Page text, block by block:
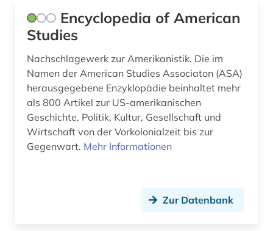
geschichte 2008 (1)
geschichte 2011 (1)
geschichte 2012 (1)
geschichte 2014 (2)
Ungarn (1)
Zypern (1)
Encyclopedia of American
Studies
Nachschlagewerk zur Amerikanistik. Die im
Namen der American Studies Associaton (ASA)
herausgegebene Enzyklopädie beinhaltet mehr
als 800 Artikel zur US-amerikanischen
Geschichte, Politik, Kultur, Gesellschaft und
Wirtschaft von der Vorkolonialzeit bis zur
Gegenwart. Mehr Informationen
Zur Datenbank